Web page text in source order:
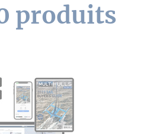
produits